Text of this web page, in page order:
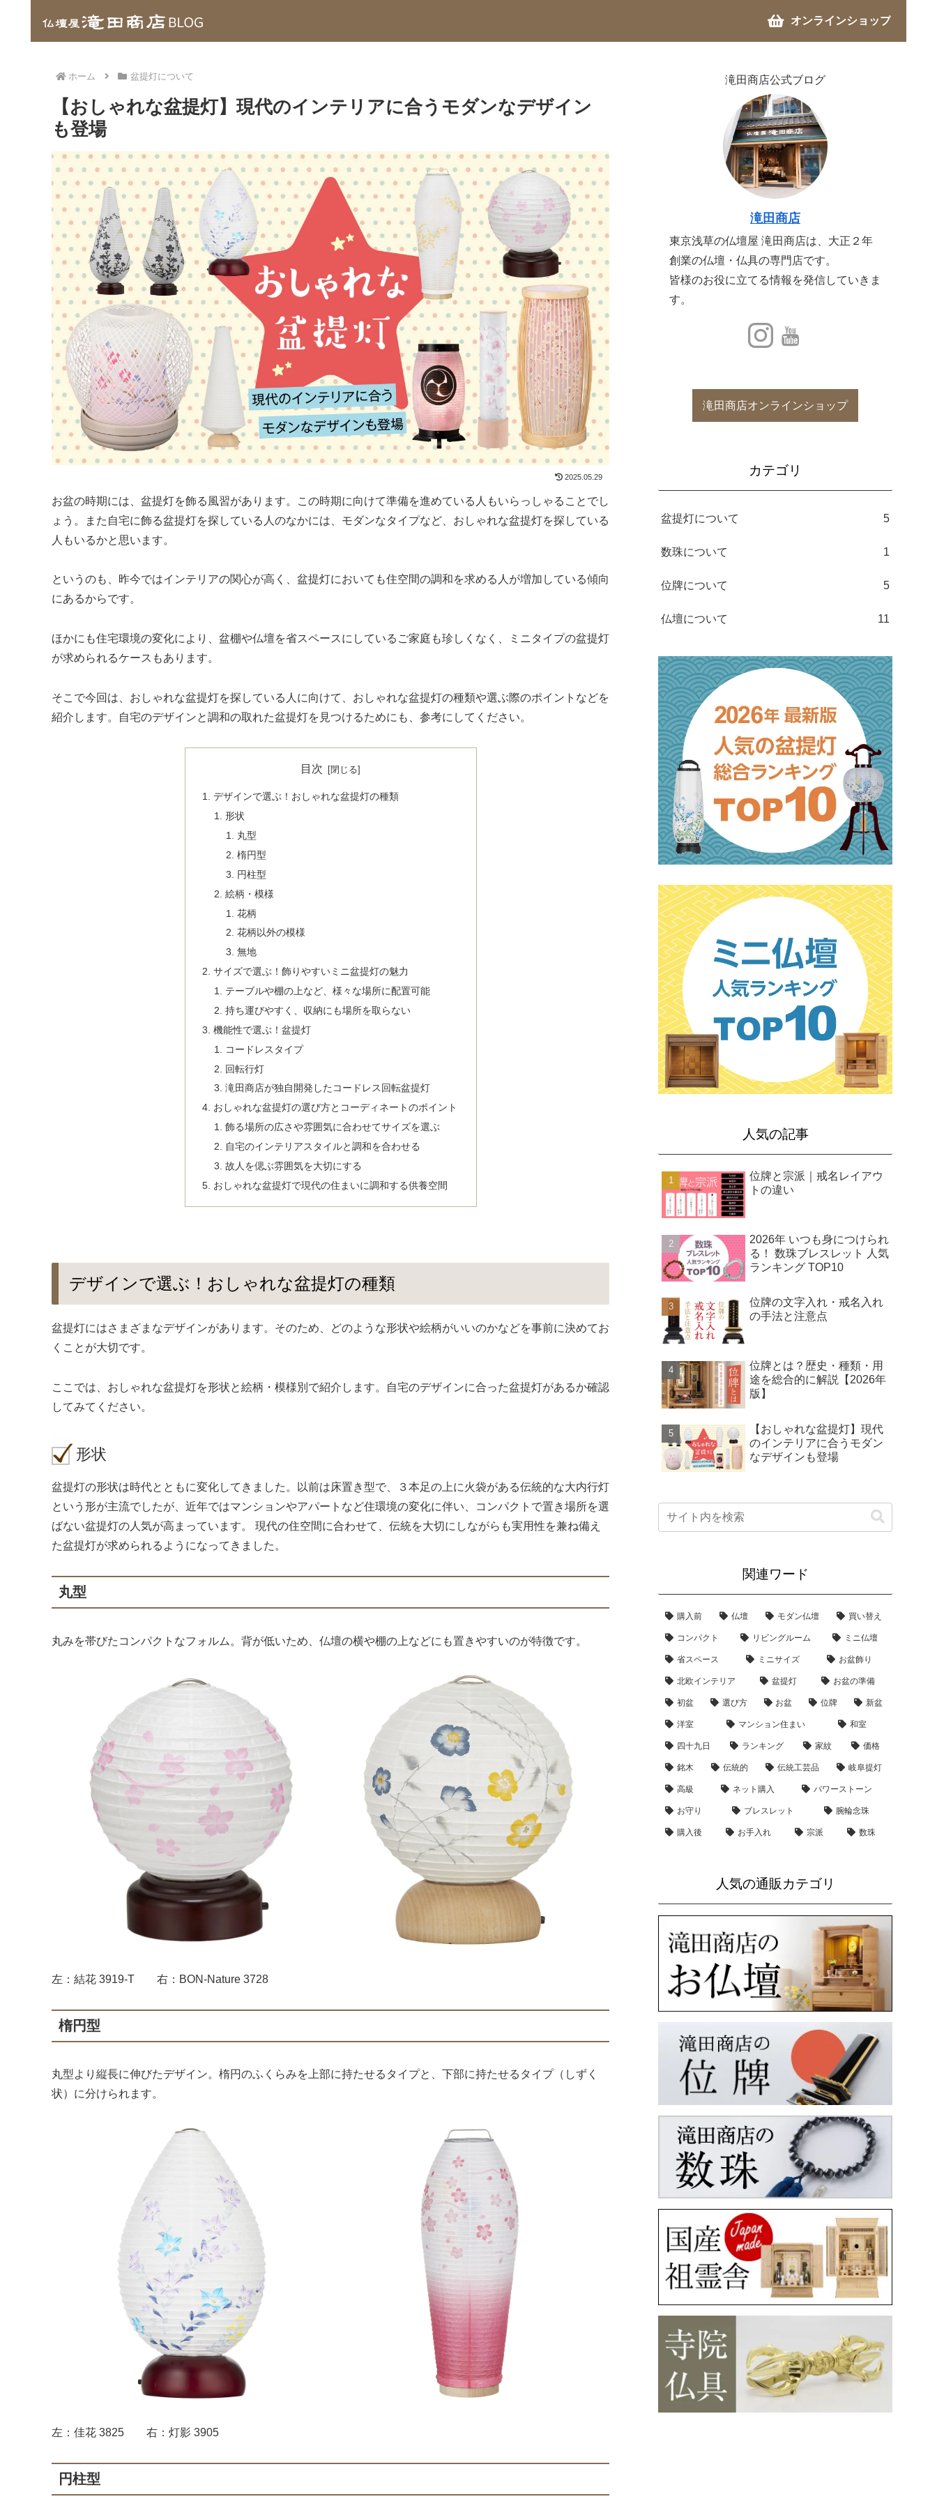
オンラインショップ
ホーム 盆提灯について
【おしゃれな盆提灯】現代のインテリアに合うモダンなデザイン
も登場
2025.05.29
お盆の時期には、盆提灯を飾る風習があります。この時期に向けて準備を進めている人もいらっしゃることでし
ょう。また自宅に飾る盆提灯を探している人のなかには、モダンなタイプなど、おしゃれな盆提灯を探している
人もいるかと思います。
というのも、昨今ではインテリアの関心が高く、盆提灯においても住空間の調和を求める人が増加している傾向
にあるからです。
ほかにも住宅環境の変化により、盆棚や仏壇を省スペースにしているご家庭も珍しくなく、ミニタイプの盆提灯
が求められるケースもあります。
そこで今回は、おしゃれな盆提灯を探している人に向けて、おしゃれな盆提灯の種類や選ぶ際のポイントなどを
紹介します。自宅のデザインと調和の取れた盆提灯を見つけるためにも、参考にしてください。
目次
デザインで選ぶ！おしゃれな盆提灯の種類
形状
丸型
楕円型
円柱型
絵柄・模様
花柄
花柄以外の模様
無地
サイズで選ぶ！飾りやすいミニ盆提灯の魅力
テーブルや棚の上など、様々な場所に配置可能
持ち運びやすく、収納にも場所を取らない
機能性で選ぶ！盆提灯
コードレスタイプ
回転行灯
滝田商店が独自開発したコードレス回転盆提灯
おしゃれな盆提灯の選び方とコーディネートのポイント
飾る場所の広さや雰囲気に合わせてサイズを選ぶ
自宅のインテリアスタイルと調和を合わせる
故人を偲ぶ雰囲気を大切にする
おしゃれな盆提灯で現代の住まいに調和する供養空間
デザインで選ぶ！おしゃれな盆提灯の種類
盆提灯にはさまざまなデザインがあります。そのため、どのような形状や絵柄がいいのかなどを事前に決めてお
くことが大切です。
ここでは、おしゃれな盆提灯を形状と絵柄・模様別で紹介します。自宅のデザインに合った盆提灯があるか確認
してみてください。
形状
盆提灯の形状は時代とともに変化してきました。以前は床置き型で、３本足の上に火袋がある伝統的な大内行灯
という形が主流でしたが、近年ではマンションやアパートなど住環境の変化に伴い、コンパクトで置き場所を選
ばない盆提灯の人気が高まっています。 現代の住空間に合わせて、伝統を大切にしながらも実用性を兼ね備え
た盆提灯が求められるようになってきました。
丸型
丸みを帯びたコンパクトなフォルム。背が低いため、仏壇の横や棚の上などにも置きやすいのが特徴です。
左：結花 3919-T 右：BON-Nature 3728
楕円型
丸型より縦長に伸びたデザイン。楕円のふくらみを上部に持たせるタイプと、下部に持たせるタイプ（しずく
状）に分けられます。
左：佳花 3825 右：灯影 3905
円柱型
滝田商店公式ブログ
滝田商店
東京浅草の仏壇屋 滝田商店は、大正２年
創業の仏壇・仏具の専門店です。
皆様のお役に立てる情報を発信していきま
す。
滝田商店オンラインショップ
カテゴリ
盆提灯について 5
数珠について 1
位牌について 5
仏壇について 11
人気の記事
位牌と宗派｜戒名レイアウ
トの違い
2026年 いつも身につけられ
る！ 数珠ブレスレット 人気
ランキング TOP10
位牌の文字入れ・戒名入れ
の手法と注意点
位牌とは？歴史・種類・用
途を総合的に解説【2026年
版】
【おしゃれな盆提灯】現代
のインテリアに合うモダン
なデザインも登場
関連ワード
購入前 仏壇 モダン仏壇 買い替え
コンパクト リビングルーム ミニ仏壇
省スペース ミニサイズ お盆飾り
北欧インテリア 盆提灯 お盆の準備
初盆 選び方 お盆 位牌 新盆
洋室 マンション住まい 和室
四十九日 ランキング 家紋 価格
銘木 伝統的 伝統工芸品 岐阜提灯
高級 ネット購入 パワーストーン
お守り ブレスレット 腕輪念珠
購入後 お手入れ 宗派 数珠
人気の通販カテゴリ